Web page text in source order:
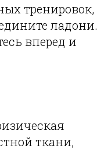
тренировок,
ладони.
вперед и
ткани,